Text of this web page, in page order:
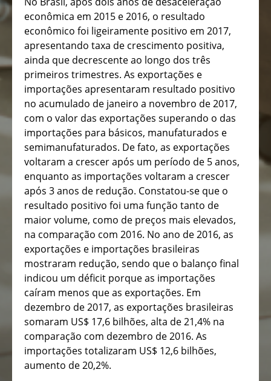
econômica em 2015 e 2016, o resultado
econômico foi ligeiramente positivo em 2017,
apresentando taxa de crescimento positiva,
ainda que decrescente ao longo dos três
primeiros trimestres. As exportações e
importações apresentaram resultado positivo
no acumulado de janeiro a novembro de 2017,
com o valor das exportações superando o das
importações para básicos, manufaturados e
semimanufaturados. De fato, as exportações
voltaram a crescer após um período de 5 anos,
enquanto as importações voltaram a crescer
após 3 anos de redução. Constatou-se que o
resultado positivo foi uma função tanto de
maior volume, como de preços mais elevados,
na comparação com 2016. No ano de 2016, as
exportações e importações brasileiras
mostraram redução, sendo que o balanço final
indicou um déficit porque as importações
caíram menos que as exportações. Em
dezembro de 2017, as exportações brasileiras
somaram US$ 17,6 bilhões, alta de 21,4% na
comparação com dezembro de 2016. As
importações totalizaram US$ 12,6 bilhões,
aumento de 20,2%.